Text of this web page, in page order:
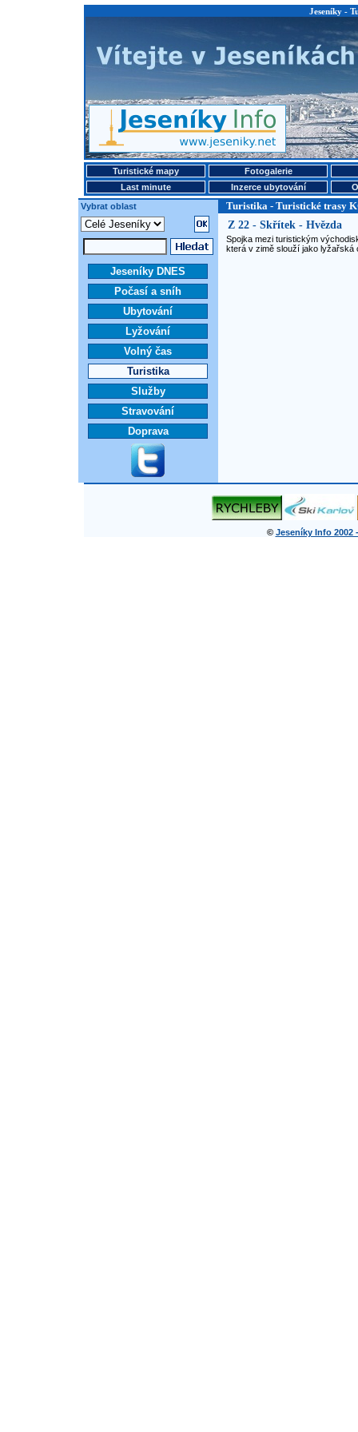
Jeseníky -
Turistické mapy
Fotogalerie
Last minute
Inzerce ubytování
Vybrat oblast
Turistika - Turistické trasy
Jeseníky DNES
Počasí a sníh
Ubytování
Lyžování
Volný čas
Turistika
Služby
Stravování
Doprava
Z 22 - Skřítek - Hvězda
Spojka mezi turistickým
která v zimě slouží jako lyžařská
© Jeseníky Info 2002